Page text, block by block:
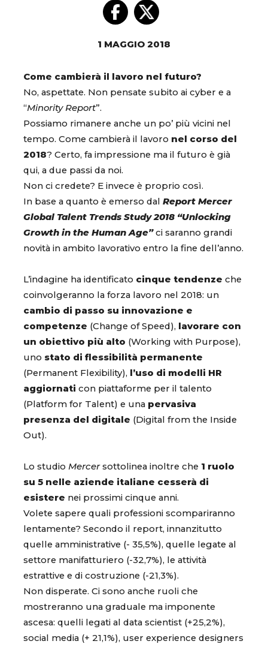
1 MAGGIO 2018
Come cambierà il lavoro nel futuro?
No, aspettate. Non pensate subito ai cyber e a
“Minority Report”.
Possiamo rimanere anche un po’ più vicini nel
tempo. Come cambierà il lavoro nel corso del
2018? Certo, fa impressione ma il futuro è già
qui, a due passi da noi.
Non ci credete? E invece è proprio così.
In base a quanto è emerso dal Report Mercer
Global Talent Trends Study 2018 “Unlocking
Growth in the Human Age”ci saranno grandi
novità in ambito lavorativo entro la fine dell’anno.
L’indagine ha identificato cinque tendenze che
coinvolgeranno la forza lavoro nel 2018: un
cambio di passo su innovazione e
competenze (Change of Speed), lavorare con
un obiettivo più alto (Working with Purpose),
uno stato di flessibilità permanente
(Permanent Flexibility), l’uso di modelli HR
aggiornati con piattaforme per il talento
(Platform for Talent) e una pervasiva
presenza del digitale (Digital from the Inside
Out).
Lo studio Mercersottolinea inoltre che 1 ruolo
su 5 nelle aziende italiane cesserà di
esistere nei prossimi cinque anni.
Volete sapere quali professioni scompariranno
lentamente? Secondo il report, innanzitutto
quelle amministrative (- 35,5%), quelle legate al
settore manifatturiero (-32,7%), le attività
estrattive e di costruzione (-21,3%).
Non disperate. Ci sono anche ruoli che
mostreranno una graduale ma imponente
ascesa: quelli legati al data scientist (+25,2%),
social media (+ 21,1%), user experience designers